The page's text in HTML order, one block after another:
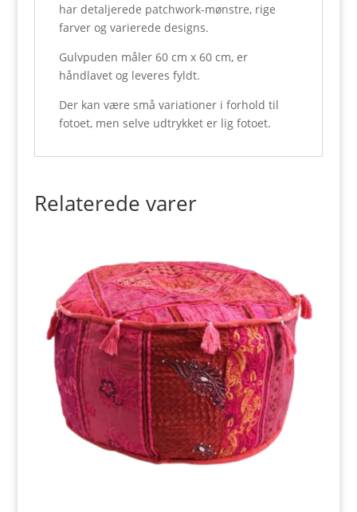
har detaljerede patchwork-mønstre, rige
farver og varierede designs.
Gulvpuden måler 60 cm x 60 cm, er
håndlavet og leveres fyldt.
Der kan være små variationer i forhold til
fotoet, men selve udtrykket er lig fotoet.
Relaterede varer